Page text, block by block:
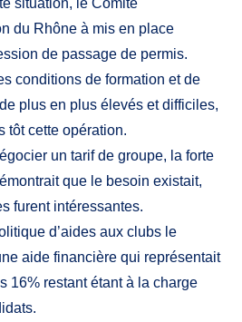
situation, le Comité
du Rhône à mis en place
de passage de permis.
conditions de formation et de
plus en plus élevés et difficiles,
tôt cette opération.
un tarif de groupe, la forte
que le besoin existait,
furent intéressantes.
d’aides aux clubs le
aide financière qui représentait
16% restant étant à la charge